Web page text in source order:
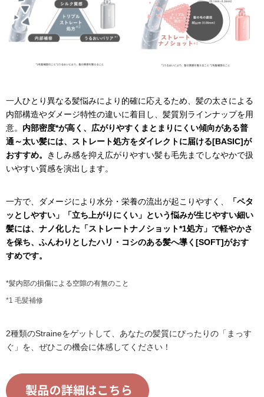
一人ひとり異なる髪悩みにより的確に応えるため、髪の太さによる
内部構造やダメージ特性の違いに着目し、髪質別ラインナップを用
意。 内部密度*が高く、広がりやすくまとまりにくい傾向がある普
通～太い髪には、ストレート処方をダイレクトに届ける[BASIC]が
おすすめ。
きしみ感を抑え広がりやすい髪も毛先までしなやかで扱
いやすい質感を演出します。
一方で、ダメージにより水分・栄養の流出が起こりやすく、
「ペタ
ッとしやすい」「立ち上がりにくい」という悩みが生じやすい細い
髪には、ナノ化した「ストレートナノショット*1処方」で軽やかさ
を保ち、ふんわりとしたハリ・コシのある髪へ導く[SOFT]がおす
すめです。
*髪内部の損傷による空隙の有無のこと
*1 毛髪補修
2種類のStraineをゲットして、 あなたの髪質にぴったりの「まっす
ぐ」を、ぜひこの機会に体感してください！